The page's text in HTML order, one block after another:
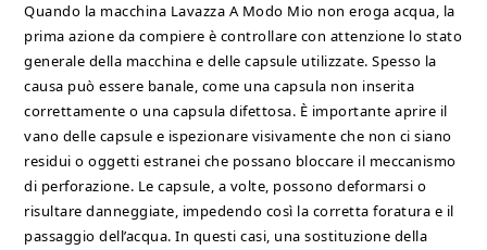
Quando la macchina Lavazza A Modo Mio non eroga acqua, la
prima azione da compiere è controllare con attenzione lo stato
generale della macchina e delle capsule utilizzate. Spesso la
causa può essere banale, come una capsula non inserita
correttamente o una capsula difettosa. È importante aprire il
vano delle capsule e ispezionare visivamente che non ci siano
residui o oggetti estranei che possano bloccare il meccanismo
di perforazione. Le capsule, a volte, possono deformarsi o
risultare danneggiate, impedendo così la corretta foratura e il
passaggio dell’acqua. In questi casi, una sostituzione della